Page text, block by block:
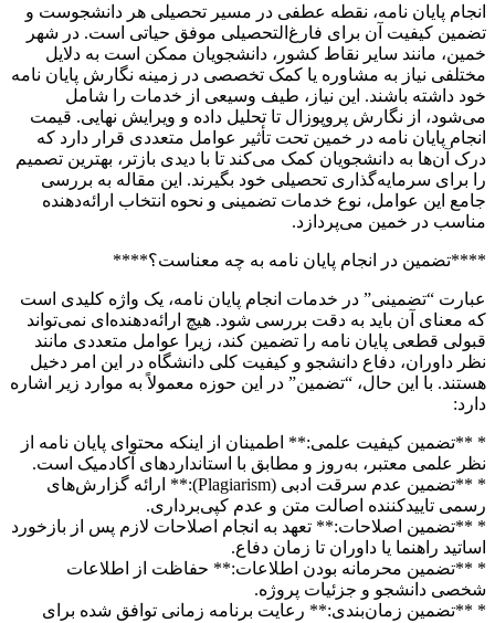
انجام پایان نامه، نقطه عطفی در مسیر تحصیلی هر دانشجوست و
تضمین کیفیت آن برای فارغ‌التحصیلی موفق حیاتی است. در شهر
خمین، مانند سایر نقاط کشور، دانشجویان ممکن است به دلایل
مختلفی نیاز به مشاوره یا کمک تخصصی در زمینه نگارش پایان نامه
خود داشته باشند. این نیاز، طیف وسیعی از خدمات را شامل
می‌شود، از نگارش پروپوزال تا تحلیل داده و ویرایش نهایی. قیمت
انجام پایان نامه در خمین تحت تأثیر عوامل متعددی قرار دارد که
درک آن‌ها به دانشجویان کمک می‌کند تا با دیدی بازتر، بهترین تصمیم
را برای سرمایه‌گذاری تحصیلی خود بگیرند. این مقاله به بررسی
جامع این عوامل، نوع خدمات تضمینی و نحوه انتخاب ارائه‌دهنده
مناسب در خمین می‌پردازد.
****تضمین در انجام پایان نامه به چه معناست؟****
عبارت “تضمینی” در خدمات انجام پایان نامه، یک واژه کلیدی است
که معنای آن باید به دقت بررسی شود. هیچ ارائه‌دهنده‌ای نمی‌تواند
قبولی قطعی پایان نامه را تضمین کند، زیرا عوامل متعددی مانند
نظر داوران، دفاع دانشجو و کیفیت کلی دانشگاه در این امر دخیل
هستند. با این حال، “تضمین” در این حوزه معمولاً به موارد زیر اشاره
دارد:
* **تضمین کیفیت علمی:** اطمینان از اینکه محتوای پایان نامه از
نظر علمی معتبر، به‌روز و مطابق با استانداردهای آکادمیک است.
* **تضمین عدم سرقت ادبی (Plagiarism):** ارائه گزارش‌های
رسمی تاییدکننده اصالت متن و عدم کپی‌برداری.
* **تضمین اصلاحات:** تعهد به انجام اصلاحات لازم پس از بازخورد
اساتید راهنما یا داوران تا زمان دفاع.
* **تضمین محرمانه بودن اطلاعات:** حفاظت از اطلاعات
شخصی دانشجو و جزئیات پروژه.
* **تضمین زمان‌بندی:** رعایت برنامه زمانی توافق شده برای